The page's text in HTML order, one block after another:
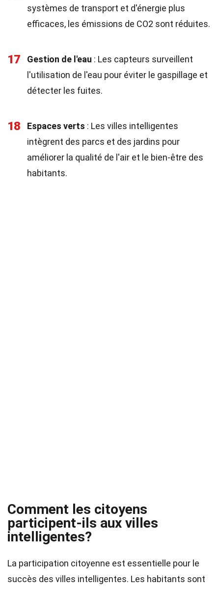
systèmes de transport et d'énergie plus
efficaces, les émissions de CO2 sont réduites.
17 Gestion de l'eau : Les capteurs surveillent
l'utilisation de l'eau pour éviter le gaspillage et
détecter les fuites.
18 Espaces verts : Les villes intelligentes
intègrent des parcs et des jardins pour
améliorer la qualité de l'air et le bien-être des
habitants.
Comment les citoyens
participent-ils aux villes
intelligentes?
La participation citoyenne est essentielle pour le
succès des villes intelligentes. Les habitants sont